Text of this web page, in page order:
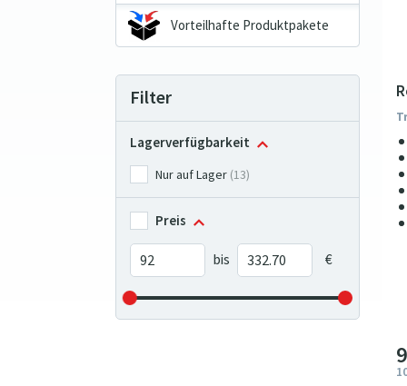
Vorteilhafte Produktpakete
Filter
Lagerverfügbarkeit
Nur auf Lager (13)
Preis